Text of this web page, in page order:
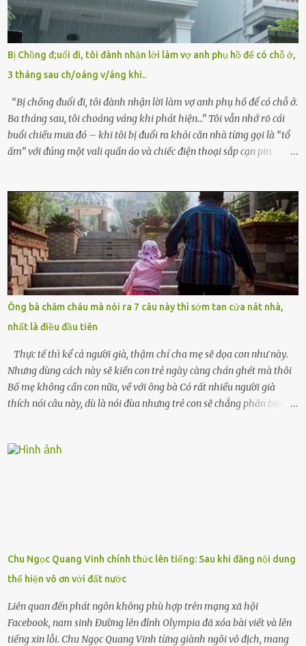
quyền giám hộ, yêu cầu bệnh viện xử lý bé như một trường hợp bị
bỏ rơi. Trong khi ấy, con gái ruột của họ – Trần Lệ Mi – vẫn đang
mê man sau sinh, hoàn toàn không hay biết chuyện gì xảy ra.
Thiếu úy Nguyễn Thị Mai, một nữ cảnh sát công tác tại địa phương,
tình cờ chứng kiến giây phút bé bị đưa đi trong lặng lẽ. Nét mặt đỏ
hỏn, bàn tay bé xíu co quắp, ...
Bị Chồng đ;uổi đi, tôi đành nhận lời làm vợ anh phụ hồ để có chỗ ở,
3 tháng sau ch/oáng v/áng khi..
“Bị chồng đuổi đi, tôi đành nhận lời làm vợ anh phụ hồ để có chỗ ở.
Ba tháng sau, tôi choáng váng khi phát hiện…” Tôi vẫn nhớ rõ cái
buổi chiều mưa đó – khi tôi bị đuổi ra khỏi căn nhà từng gọi là “tổ
ấm” với đúng một vali quần áo và chiếc điện thoại sắp cạn pin.
cưới cô để có con. Không phải để nuôi một cái thân bất tài chỉ biết
khóc lóc,” anh ta gằn giọng, đẩy mạnh cánh cửa trước mặt tôi.
Tiếng cánh cửa đóng lại, vang lên như một bản án lạnh lùng. Tôi
đứng chết lặng giữa cơn mưa, không biết đi đâu, về đâu. Bố mẹ tôi
mất sớm. Tôi chẳng có anh chị em. Họ hàng cũng thưa thớt, chẳng
ai thân thiết đến mức có thể mở lòng cho tôi tá túc. Bạn bè? Ai cũng
bận rộn với gia đình riêng của họ. Tôi đã từng đặt cược cả thanh
xuân vào người chồng ấy – và giờ, tôi chỉ còn lại chính mình. Tôi lên
chiếc xe buýt cuối ngày, trốn chạy khỏi thành phố và nỗi đau. Tôi v...
Ông bà chăm cháu mà nói ra 7 câu này thì sớm tan cửa nát nhà,
nhất là điều đầu tiên
Thực tế thì kể cả người già, thậm chí cha mẹ sẽ dọa con như này.
Nhưng dùng cách này sẽ kiến con trẻ ngày càng chán ghét mà thôi
Bố mẹ không cần con nữa, về với ông bà Có rất nhiều người già
thích nói câu này, dù là nói đùa nhưng trẻ con sẽ chẳng phân biệt
khuyên nhủ con thật cẩn thận. Nếu cháu không nghe lời, cảnh sát
để được giúp đỡ thì có thể sẽ bỏ lỡ cơ hội và gặp nguy hiểm. Trẻ con
có biết gì đâu Nhiều người cứ coi trẻ còn nhỏ nên dù có phạm sai
lầm, thì họ cũng không trách mắng. Nhưng nếu người lớn tuổi
không dạy con cẩn...
Chu Ngọc Quang Vinh chính thức lên tiếng: Sau khi đăng nội dung
thể hiện vô ơn với đất nước
Liên quan đến phát ngôn không phù hợp trên mạng xã hội
Facebook, nam sinh Đường lên đỉnh Olympia đã xóa bài viết và lên
tiếng xin lỗi. Chu Ngọc Quang Vinh từng giành ngôi vô địch, mang